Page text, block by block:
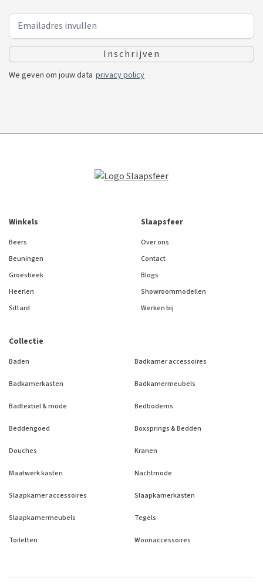
We geven om jouw data privacy policy
Collectie
Baden Badkamer accessoires
Badkamerkasten Badkamermeubels
Badtextiel & mode Bedbodems
Beddengoed Boxsprings & Bedden
Douches Kranen
Maatwerk kasten Nachtmode
Slaapkamer accessoires Slaapkamerkasten
Slaapkamermeubels Tegels
Toiletten Woonaccessoires
Winkels
Beers
Beuningen
Groesbeek
Heerlen
Sittard
Slaapsfeer
Over ons
Contact
Blogs
Showroommodellen
Werken bij